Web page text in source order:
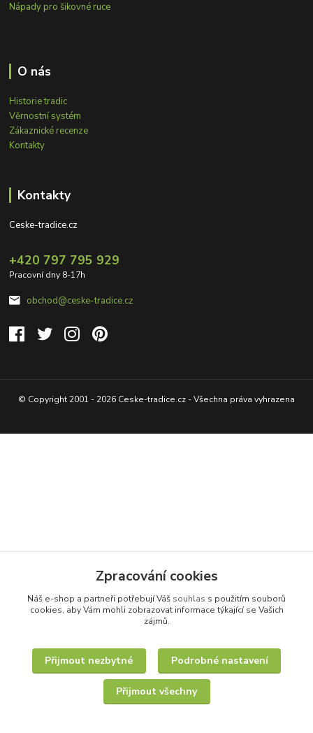
Nápady pro šikovné ruce
O nás
Historie tradic
Věrnostní systém
Zákaznické recenze
Kontakty
Kontakty
Ceske-tradice.cz
+420 797 795 929
Pracovní dny 8-17h
obchod@ceske-tradice.cz
© Copyright 2001 - 2026 Ceske-tradice.cz - Všechna práva vyhrazena
Zpracování cookies
Náš e-shop a partneři potřebují Váš souhlas s použitím souborů
cookies, aby Vám mohli zobrazovat informace týkající se Vašich
zájmů.
Přijmout nezbytné Podrobné nastavení
Přijmout všechny